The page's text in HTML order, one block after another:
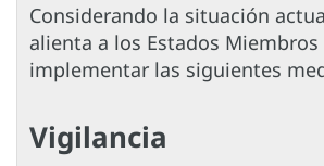
Considerando la situación
alienta a los Estados Miembros
implementar las siguientes
Vigilancia